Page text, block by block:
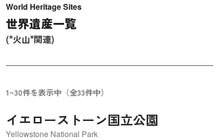
World Heritage Sites
世界遺産一覧
("火山"関連)
1~30件を表示中（全33件中）
イエローストーン国立公園
Yellowstone National Park